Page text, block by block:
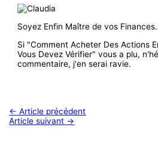
Soyez Enfin Maître de vos
Si "Comment Acheter Des Actions
Vous Devez Vérifier" vous a plu,
commentaire, j'en serai ravie.
← Article précédent
Article suivant →